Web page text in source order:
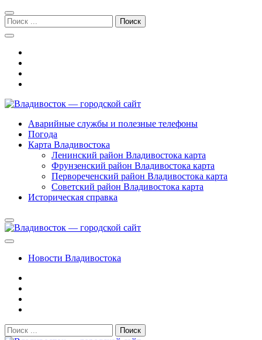
Перейти
к
навигации
Перейти
к
содержимому
Поиск:
Владивосток — городской сайт
Аварийные службы и полезные телефоны
Погода
Карта Владивостока
Ленинский район Владивостока карта
Фрунзенский район Владивостока карта
Первореченский район Владивостока карта
Советский район Владивостока карта
Историческая справка
Новости Владивостока
Поиск: